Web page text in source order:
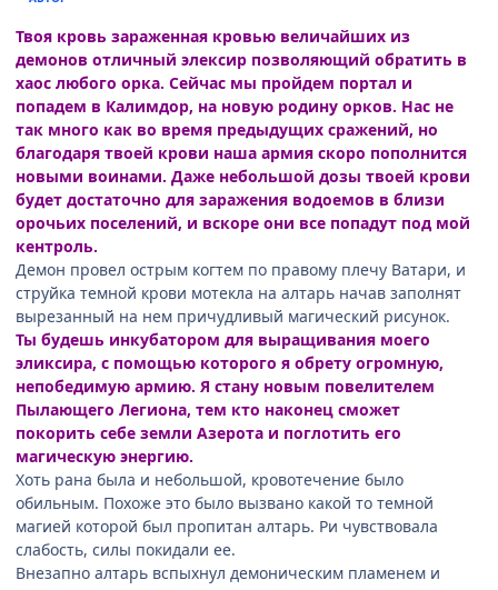
Твоя кровь зараженная кровью величайших из
демонов отличный элексир позволяющий обратить в
хаос любого орка. Сейчас мы пройдем портал и
попадем в Калимдор, на новую родину орков. Нас не
так много как во время предыдущих сражений, но
благодаря твоей крови наша армия скоро пополнится
новыми воинами. Даже небольшой дозы твоей крови
будет достаточно для заражения водоемов в близи
орочьих поселений, и вскоре они все попадут под мой
кентроль.
Демон провел острым когтем по правому плечу Ватари, и
струйка темной крови мотекла на алтарь начав заполнят
вырезанный на нем причудливый магический рисунок.
Ты будешь инкубатором для выращивания моего
эликсира, с помощью которого я обрету огромную,
непобедимую армию. Я стану новым повелителем
Пылающего Легиона, тем кто наконец сможет
покорить себе земли Азерота и поглотить его
магическую энергию.
Хоть рана была и небольшой, кровотечение было
обильным. Похоже это было вызвано какой то темной
магией которой был пропитан алтарь. Ри чувствовала
слабость, силы покидали ее.
Внезапно алтарь вспыхнул демоническим пламенем и